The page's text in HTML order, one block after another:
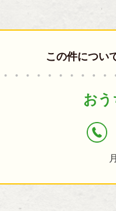
この件につい
お